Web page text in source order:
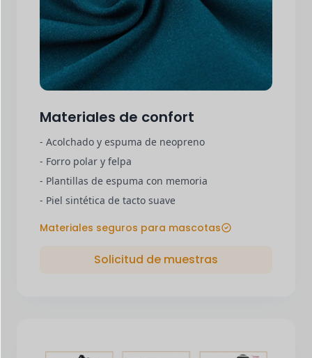
Materiales de confort
- Acolchado y espuma de neopreno
- Forro polar y felpa
- Plantillas de espuma con memoria
- Piel sintética de tacto suave
Materiales seguros para mascotas
Solicitud de muestras